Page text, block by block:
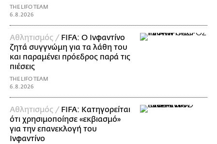
THE LIFO TEAM
6.8.2026
Αθλητισμός / FIFA: Ο Ινφαντίνο
ζητά συγγνώμη για τα λάθη του
και παραμένει πρόεδρος παρά τις
πιέσεις
THE LIFO TEAM
6.8.2026
Αθλητισμός / FIFA: Κατηγορείται
ότι χρησιμοποίησε «εκβιασμό»
για την επανεκλογή του
Ινφαντίνο